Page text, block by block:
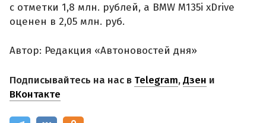
с отметки 1,8 млн. рублей, а BMW M135i xDrive
оценен в 2,05 млн. руб.
Автор: Редакция «Автоновостей дня»
Подписывайтесь на нас в Telegram,Дзен и
ВКонтакте